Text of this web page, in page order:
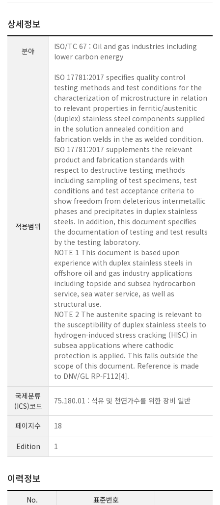
상세정보
분야
ISO/TC 67 : Oil and gas industries including
lower carbon energy
적용범위
ISO 17781:2017 specifies quality control
testing methods and test conditions for the
characterization of microstructure in relation
to relevant properties in ferritic/austenitic
(duplex) stainless steel components supplied
in the solution annealed condition and
fabrication welds in the as welded condition.
ISO 17781:2017 supplements the relevant
product and fabrication standards with
respect to destructive testing methods
including sampling of test specimens, test
conditions and test acceptance criteria to
show freedom from deleterious intermetallic
phases and precipitates in duplex stainless
steels. In addition, this document specifies
the documentation of testing and test results
by the testing laboratory.
NOTE 1 This document is based upon
experience with duplex stainless steels in
offshore oil and gas industry applications
including topside and subsea hydrocarbon
service, sea water service, as well as
structural use.
NOTE 2 The austenite spacing is relevant to
the susceptibility of duplex stainless steels to
hydrogen-induced stress cracking (HISC) in
subsea applications where cathodic
protection is applied. This falls outside the
scope of this document. Reference is made
to DNV/GL RP-F112[4].
국제분류
(ICS)코드
75.180.01 : 석유 및 천연가수를 위한 장비 일반
페이지수 18
Edition 1
이력정보
No. 표준번호